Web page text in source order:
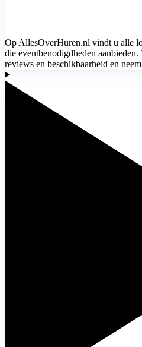
Op AllesOverHuren.nl vindt u alle
die eventbenodigdheden
reviews en beschikbaarheid en